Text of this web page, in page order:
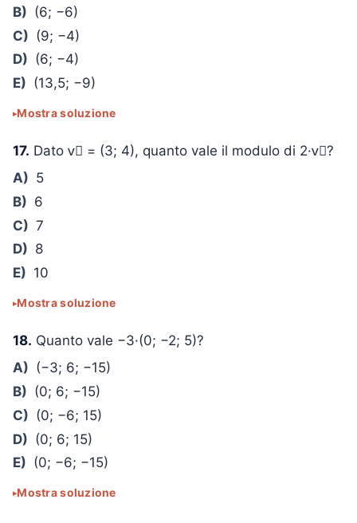
B) (6; −6)
C) (9; −4)
D) (6; −4)
E) (13,5; −9)
Mostra soluzione
17. Dato v⃗ = (3; 4), quanto vale il modulo di 2·v⃗?
A) 5
B) 6
C) 7
D) 8
E) 10
Mostra soluzione
18. Quanto vale −3·(0; −2; 5)?
A) (−3; 6; −15)
B) (0; 6; −15)
C) (0; −6; 15)
D) (0; 6; 15)
E) (0; −6; −15)
Mostra soluzione